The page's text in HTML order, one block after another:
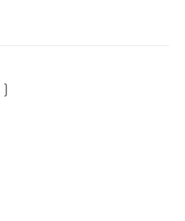
Afghanistan (AFN ؋)